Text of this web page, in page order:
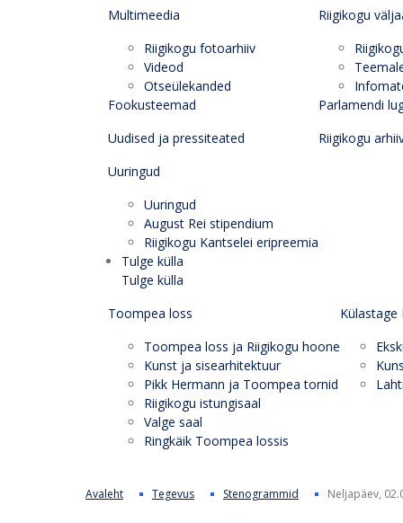
Multimeedia
Riigikogu fotoarhiiv
Videod
Otseülekanded
Fookusteemad
Uudised ja pressiteated
Uuringud
Uuringud
August Rei stipendium
Riigikogu Kantselei eripreemia
Riigikogu
Parlamendi
Riigikogu
Tulge külla
Tulge külla
Toompea loss
Toompea loss ja Riigikogu hoone
Kunst ja sisearhitektuur
Pikk Hermann ja Toompea tornid
Riigikogu istungisaal
Valge saal
Ringkäik Toompea lossis
Külastage
Avaleht Tegevus Stenogrammid Neljapäev,